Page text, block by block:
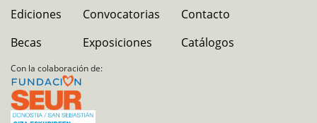
Ediciones
Becas
Convocatorias
Exposiciones
Contacto
Catálogos
Con la colaboración de: